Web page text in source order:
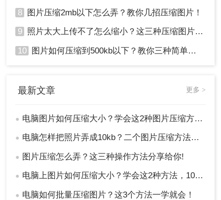
8 图片压缩2mb以下怎么弄？教你几招压缩图片！
9 照片太大上传不了怎么缩小？这三种压缩图片的方法非常实用！
10 图片如何压缩到500kb以下？教你三种简单方法！
最新文章 更多 >
● 电脑图片如何压缩大小？学会这2种图片压缩方法，给你的电脑腾出40%的空间
● 电脑怎样把照片弄成10kb？二个图片压缩方法分享给你！
● 图片压缩怎么弄？这三种操作方法分享给你!
● 电脑上图片如何压缩大小？学会这2种方法，10倍压缩无损图片
● 电脑如何批量压缩图片？这3个方法一学就会！